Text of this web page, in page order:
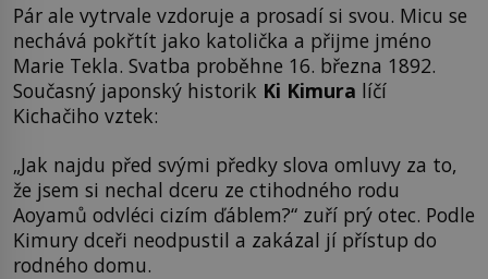
Pár ale vytrvale vzdoruje a prosadí si svou. Micu se
nechává pokřtít jako katolička a přijme jméno
Marie Tekla. Svatba proběhne 16. března 1892.
Současný japonský historik Ki Kimura líčí
Kichačiho vztek:
„Jak najdu před svými předky slova omluvy za to,
že jsem si nechal dceru ze ctihodného rodu
Aoyamů odvléci cizím ďáblem?“ zuří prý otec. Podle
Kimury dceři neodpustil a zakázal jí přístup do
rodného domu.